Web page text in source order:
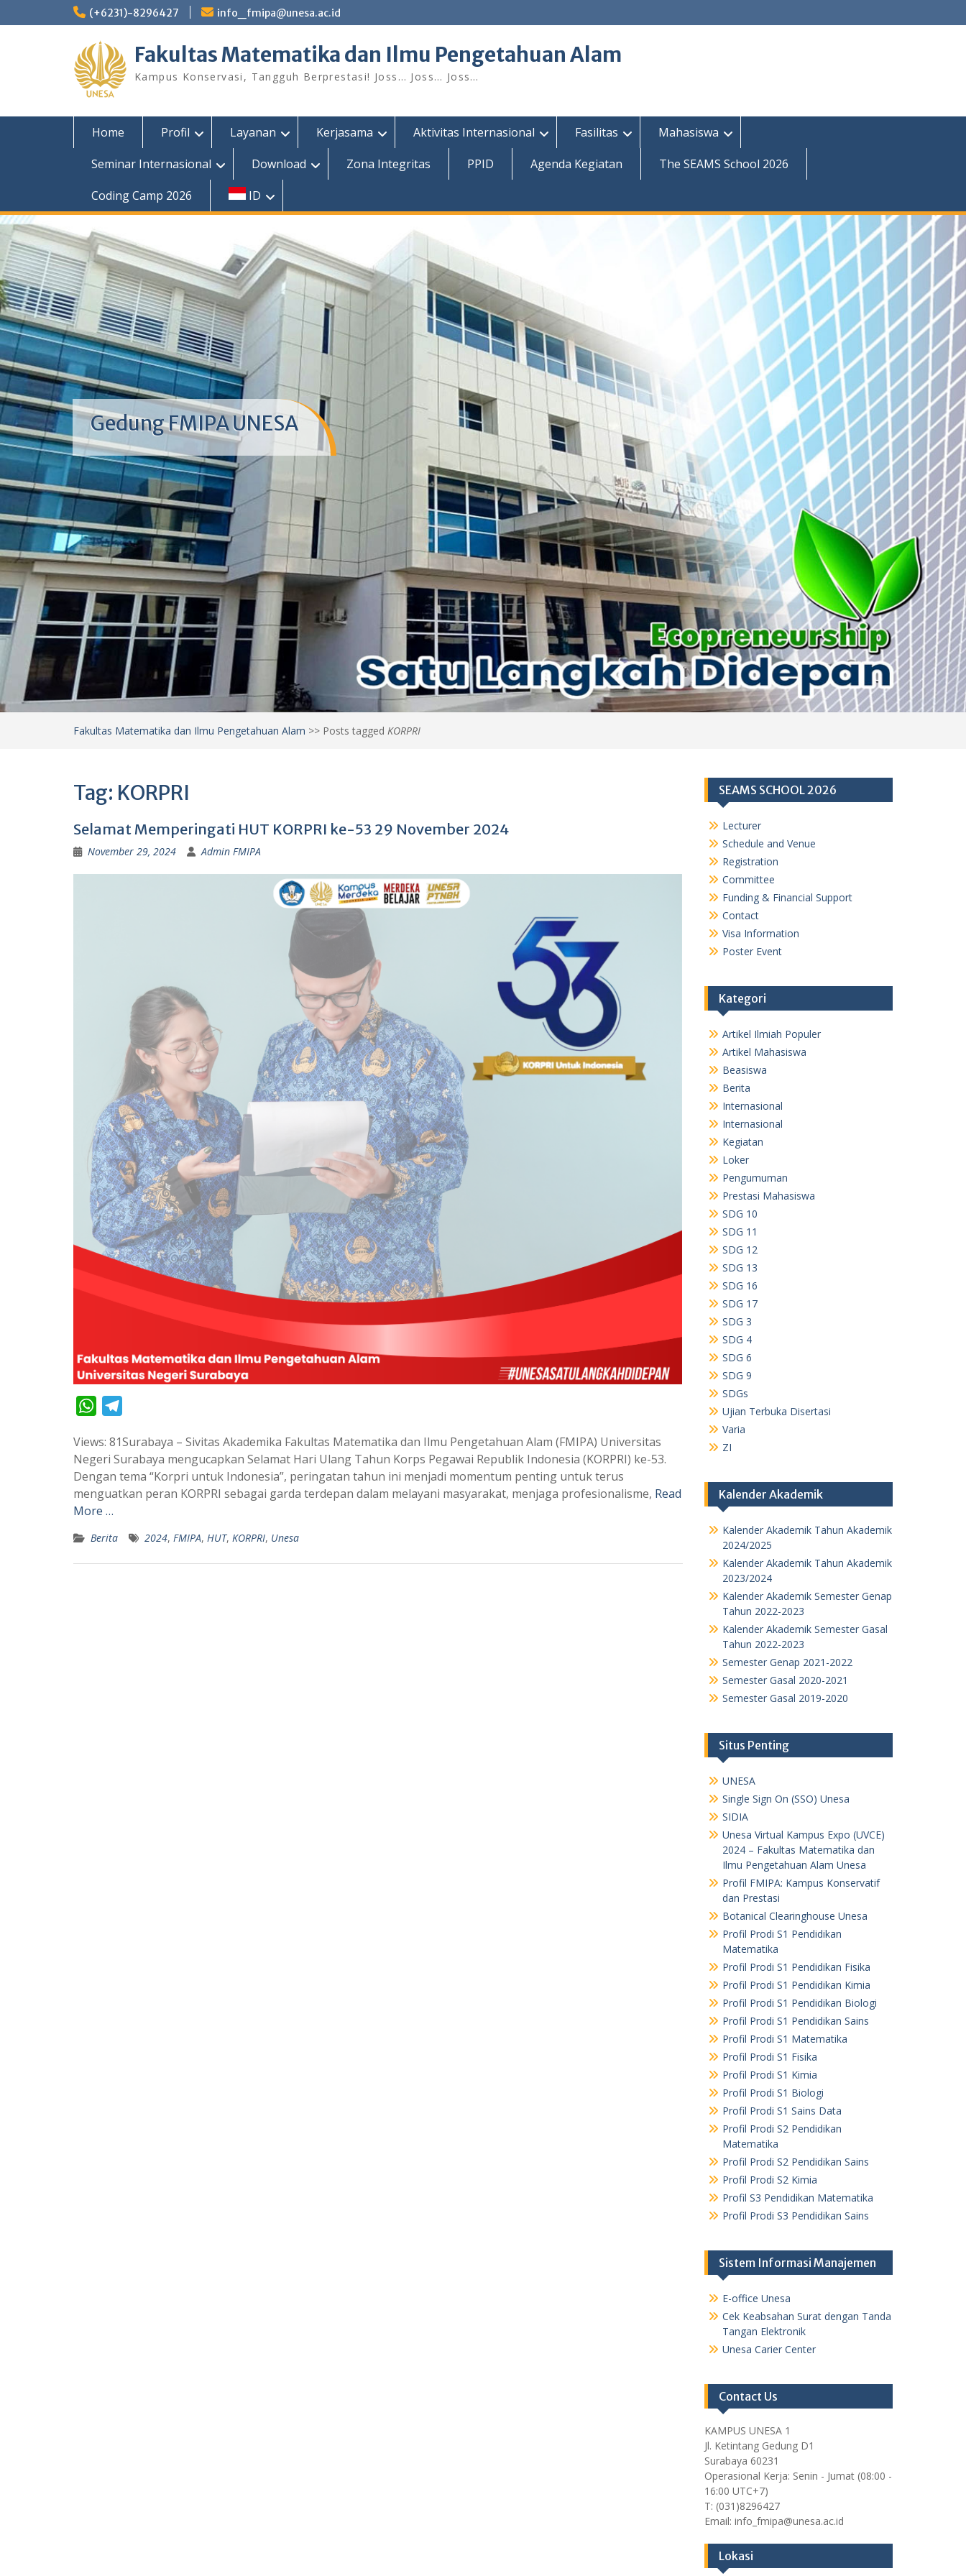
to
(+6231)-8296427 info_fmipa@unesa.ac.id
Fakultas Matematika dan Ilmu Pengetahuan Alam
Kampus Konservasi, Tangguh Berprestasi! Joss… Joss… Joss…
Home Profil Layanan Kerjasama Aktivitas Internasional Fasilitas
Mahasiswa
Seminar Internasional
Download Zona Integritas PPID Agenda Kegiatan
The SEAMS School 2026
Coding Camp 2026
ID
Gedung FMIPA UNESA
Fakultas Matematika dan Ilmu Pengetahuan Alam >> Posts tagged KORPRI
Tag: KORPRI
Selamat Memperingati HUT KORPRI ke-53 29 November 2024
November 29, 2024 Admin FMIPA
W
a
t
s
A
p
l
e
g
m
Views: 81Surabaya – Sivitas Akademika Fakultas Matematika dan Ilmu Pengetahuan Alam (FMIPA) Universitas
Negeri Surabaya mengucapkan Selamat Hari Ulang Tahun Korps Pegawai Republik Indonesia (KORPRI) ke-53.
Dengan tema “Korpri untuk Indonesia”, peringatan tahun ini menjadi momentum penting untuk terus
menguatkan peran KORPRI sebagai garda terdepan dalam melayani masyarakat, menjaga profesionalisme, Read
More …
Berita 2024, FMIPA, HUT, KORPRI, Unesa
SEAMS SCHOOL 2026
Lecturer
Schedule and Venue
Registration
Committee
Funding & Financial Support
Contact
Visa Information
Poster Event
Kategori
Artikel Ilmiah Populer
Artikel Mahasiswa
Beasiswa
Berita
Internasional
Internasional
Kegiatan
Loker
Pengumuman
Prestasi Mahasiswa
SDG 10
SDG 11
SDG 12
SDG 13
SDG 16
SDG 17
SDG 3
SDG 4
SDG 6
SDG 9
SDGs
Ujian Terbuka Disertasi
Varia
ZI
Kalender Akademik
Kalender Akademik Tahun Akademik
2024/2025
Kalender Akademik Tahun Akademik
2023/2024
Kalender Akademik Semester Genap
Tahun 2022-2023
Kalender Akademik Semester Gasal
Tahun 2022-2023
Semester Genap 2021-2022
Semester Gasal 2020-2021
Semester Gasal 2019-2020
Situs Penting
UNESA
Single Sign On (SSO) Unesa
SIDIA
Unesa Virtual Kampus Expo (UVCE)
2024 – Fakultas Matematika dan
Ilmu Pengetahuan Alam Unesa
Profil FMIPA: Kampus Konservatif
dan Prestasi
Botanical Clearinghouse Unesa
Profil Prodi S1 Pendidikan
Matematika
Profil Prodi S1 Pendidikan Fisika
Profil Prodi S1 Pendidikan Kimia
Profil Prodi S1 Pendidikan Biologi
Profil Prodi S1 Pendidikan Sains
Profil Prodi S1 Matematika
Profil Prodi S1 Fisika
Profil Prodi S1 Kimia
Profil Prodi S1 Biologi
Profil Prodi S1 Sains Data
Profil Prodi S2 Pendidikan
Matematika
Profil Prodi S2 Pendidikan Sains
Profil Prodi S2 Kimia
Profil S3 Pendidikan Matematika
Profil Prodi S3 Pendidikan Sains
Sistem Informasi Manajemen
E-office Unesa
Cek Keabsahan Surat dengan Tanda
Tangan Elektronik
Unesa Carier Center
Contact Us
KAMPUS UNESA 1
Jl. Ketintang Gedung D1
Surabaya 60231
Operasional Kerja: Senin - Jumat (08:00 -
16:00 UTC+7)
T: (031)8296427
Email: info_fmipa@unesa.ac.id
Lokasi